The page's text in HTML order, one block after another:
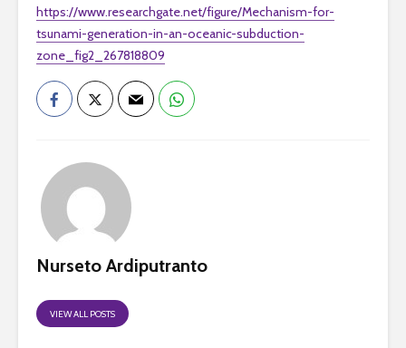
https://www.researchgate.net/figure/Mechanism-for-
tsunami-generation-in-an-oceanic-subduction-
zone_fig2_267818809
Nurseto Ardiputranto
VIEW ALL POSTS